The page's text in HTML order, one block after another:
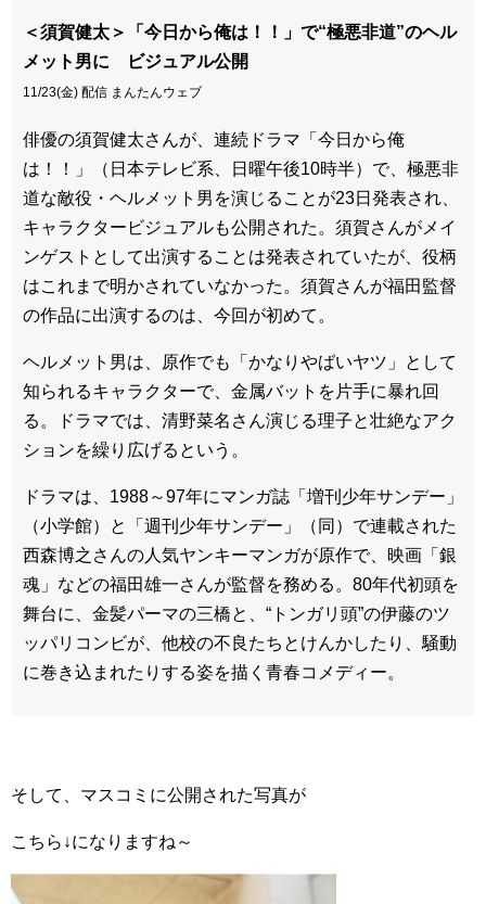
＜須賀健太＞「今日から俺は！！」で“極悪非道”のヘル
メット男に ビジュアル公開
11/23(金) 配信 まんたんウェブ
俳優の須賀健太さんが、連続ドラマ「今日から俺
は！！」（日本テレビ系、日曜午後10時半）で、極悪非
道な敵役・ヘルメット男を演じることが23日発表され、
キャラクタービジュアルも公開された。須賀さんがメイ
ンゲストとして出演することは発表されていたが、役柄
はこれまで明かされていなかった。須賀さんが福田監督
の作品に出演するのは、今回が初めて。
ヘルメット男は、原作でも「かなりやばいヤツ」として
知られるキャラクターで、金属バットを片手に暴れ回
る。ドラマでは、清野菜名さん演じる理子と壮絶なアク
ションを繰り広げるという。
ドラマは、1988～97年にマンガ誌「増刊少年サンデー」
（小学館）と「週刊少年サンデー」（同）で連載された
西森博之さんの人気ヤンキーマンガが原作で、映画「銀
魂」などの福田雄一さんが監督を務める。80年代初頭を
舞台に、金髪パーマの三橋と、“トンガリ頭”の伊藤のツ
ッパリコンビが、他校の不良たちとけんかしたり、騒動
に巻き込まれたりする姿を描く青春コメディー。
そして、マスコミに公開された写真が
こちら↓になりますね～